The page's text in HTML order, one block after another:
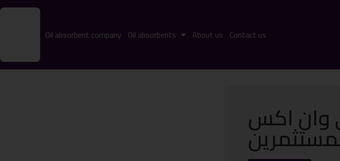
Oil absorbent company Oil absorbents About us Contact us
وان اكس